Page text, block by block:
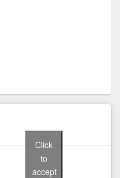
Click
to
accept